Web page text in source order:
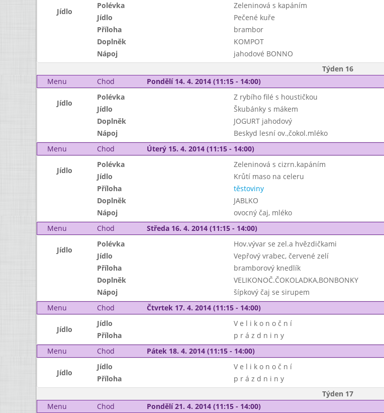
Jídlo
Polévka
Zeleninová s kapáním
Jídlo
Pečené kuře
Příloha
brambor
Doplněk
KOMPOT
Nápoj
jahodové BONNO
Týden 16
Menu
Chod Pondělí 14. 4. 2014 (11:15 - 14:00)
Jídlo
Polévka
Z rybího filé s houstičkou
Jídlo
Škubánky s mákem
Doplněk
JOGURT jahodový
Nápoj
Beskyd lesní ov.,čokol.mléko
Menu
Chod Úterý 15. 4. 2014 (11:15 - 14:00)
Jídlo
Polévka
Zeleninová s cizrn.kapáním
Jídlo
Krůtí maso na celeru
Příloha
těstoviny
Doplněk
JABLKO
Nápoj
ovocný čaj, mléko
Menu
Chod Středa 16. 4. 2014 (11:15 - 14:00)
Jídlo
Polévka
Hov.vývar se zel.a hvězdičkami
Jídlo
Vepřový vrabec, červené zelí
Příloha
bramborový knedlík
Doplněk
VELIKONOČ.ČOKOLADKA,BONBONKY
Nápoj
šípkový čaj se sirupem
Menu
Chod Čtvrtek 17. 4. 2014 (11:15 - 14:00)
Jídlo
Jídlo
V e l i k o n o č n í
Příloha
p r á z d n i n y
Menu
Chod Pátek 18. 4. 2014 (11:15 - 14:00)
Jídlo
Jídlo
V e l i k o n o č n í
Příloha
p r á z d n i n y
Týden 17
Menu
Chod Pondělí 21. 4. 2014 (11:15 - 14:00)